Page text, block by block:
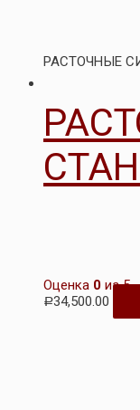
РАСТОЧНЫЕ
Оценка 0 из 5
Р34,500.00